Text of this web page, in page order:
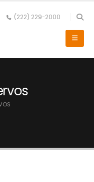
(222) 229-2000